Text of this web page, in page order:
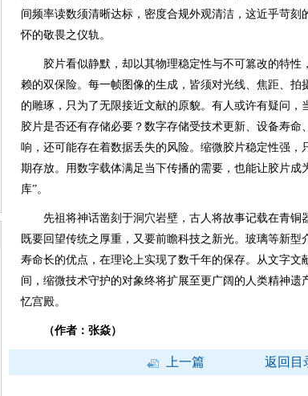
间频率读数须清晰达标，密度合规外观清洁，这近乎苛刻
怀的敬畏之仪轨。
胶片看似静默，却以其物理稳定性与不可篡改的特性
赖的双保险。每一帧图像的生成，皆须对光线、焦距、拍
的雕琢，只为了无限接近文献的原貌。有人或许有疑问，
胶片是否还有存储必要？数字存储受技术更新、设备寿命
响，还可能存在着数据丢失的风险。缩微胶片稳定性强，
期存放。用数字载体满足当下传播的需要，也能让胶片成
库”。
先祖将神话凿刻于洞穴岩壁，古人将故事记载在青铜
既要回望传统之厚重，又要前瞻科技之新光。玻璃等新型
寿命长的优点，在理论上实现了数千年的保存。从文字文
间，缩微技术守护的对象终将扩展至更广阔的人类精神遗
忆宫殿。
（作者：张焱）
上一篇 返回目